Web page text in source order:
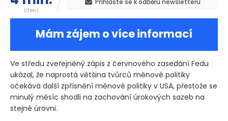
čtení
Přihlaste se k odběru newsletteru
Mám zájem o více informací
Ve středu zveřejněný zápis z červnového zasedání Fedu
ukázal, že naprostá většina tvůrců měnové politiky
očekává další zpřísnění měnové politiky v USA, přestože se
minulý měsíc shodli na zachování úrokových sazeb na
stejné úrovni.